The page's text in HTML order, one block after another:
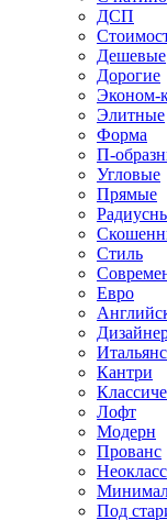
ДСП
Дешевые
Дорогие
Эконом-
Элитные
Форма
П-
Угловые
Прямые
Стиль
Евро
Кантри
Лофт
Модерн
Прованс
Под